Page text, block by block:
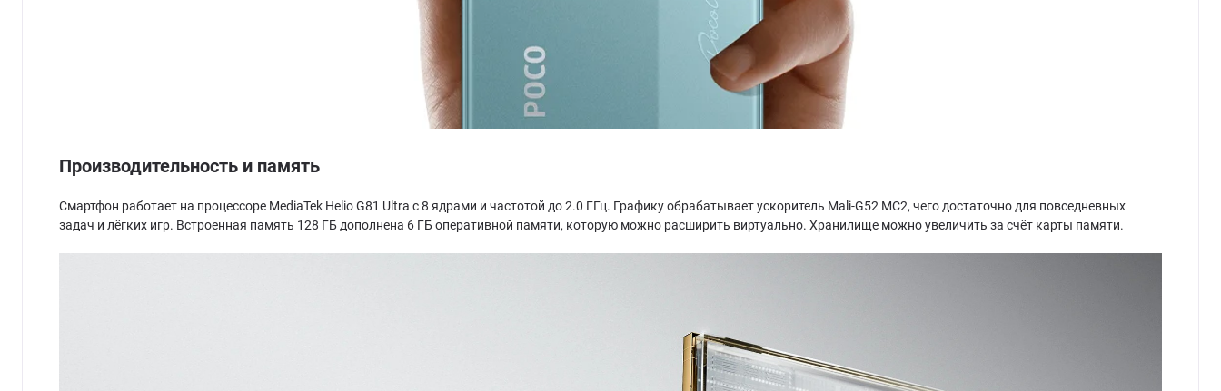
Производительность и память
Смартфон работает на процессоре MediaTek Helio G81 Ultra с 8 ядрами и частотой до 2.0 ГГц. Графику обрабатывает ускоритель Mali-G52 MC2, чего достаточно для повседневных
задач и лёгких игр. Встроенная память 128 ГБ дополнена 6 ГБ оперативной памяти, которую можно расширить виртуально. Хранилище можно увеличить за счёт карты памяти.